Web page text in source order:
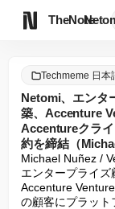
TheNote
Techmeme 日本
Netomi、エンタ
築、Accenture
Accentureクラ
約を締結（
Michael Nuñez /
エンタープライズ
Accenture
の顧客にプラッ